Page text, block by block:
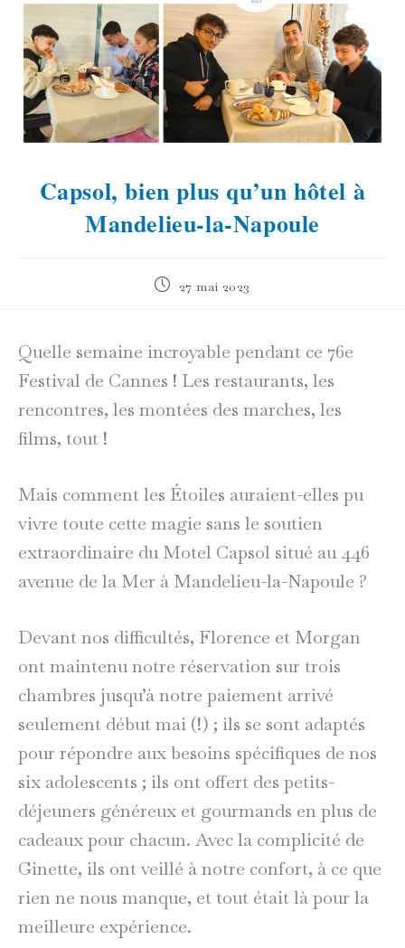
Capsol, bien plus qu’un hôtel à
Mandelieu-la-Napoule
Publication
27 mai 2023
Quelle semaine incroyable pendant ce 76e
Festival de Cannes ! Les restaurants, les
rencontres, les montées des marches, les
films, tout !
Mais comment les Étoiles auraient-elles pu
vivre toute cette magie sans le soutien
extraordinaire du Motel Capsol situé au 446
avenue de la Mer à Mandelieu-la-Napoule ?
Devant nos difficultés, Florence et Morgan
ont maintenu notre réservation sur trois
chambres jusqu’à notre paiement arrivé
seulement début mai (!) ; ils se sont adaptés
pour répondre aux besoins spécifiques de nos
six adolescents ; ils ont offert des petits-
déjeuners généreux et gourmands en plus de
cadeaux pour chacun. Avec la complicité de
Ginette, ils ont veillé à notre confort, à ce que
rien ne nous manque, et tout était là pour la
meilleure expérience.